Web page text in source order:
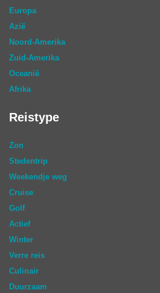
Europa
Azië
Noord-Amerika
Zuid-Amerika
Oceanië
Afrika
Reistype
Zon
Stedentrip
Weekendje weg
Cruise
Golf
Actief
Winter
Verre reis
Culinair
Duurzaam